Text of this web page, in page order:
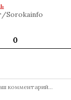
Sorokainfo
0